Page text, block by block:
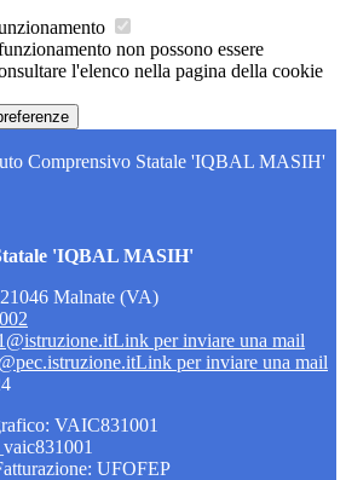
non possono essere
l'elenco nella pagina della cookie
Comprensivo Statale 'IQBAL MASIH'
'IQBAL MASIH'
Malnate (VA)
Link per inviare una mail
Link per inviare una mail
VAIC831001
UFOFEP